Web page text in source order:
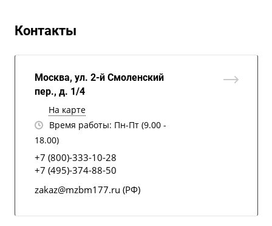
Контакты
Москва, ул. 2-й Смоленский
пер., д. 1/4
На карте
Время работы: Пн-Пт (9.00 -
18.00)
+7 (800)-333-10-28
+7 (495)-374-88-50
zakaz@mzbm177.ru (РФ)